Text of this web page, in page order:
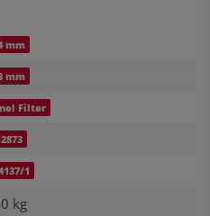
mm
mm
Filter
1
kg